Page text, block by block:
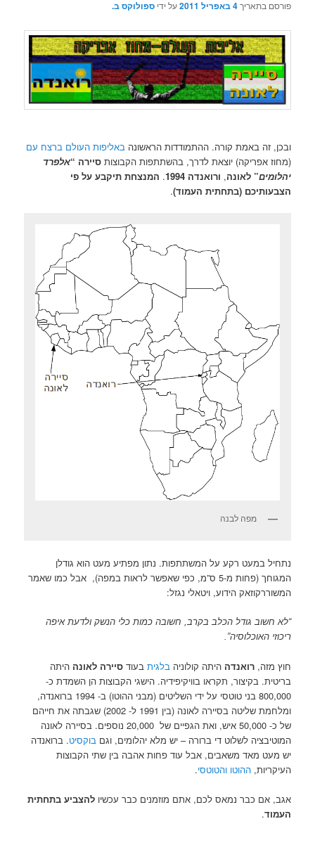
פורסם בתאריך4 באפריל 2011 על ידיספולוקס ב.
ובכן, זה באמת קורה. ההתמודדות הראשונה באליפות העולם ברצח עם
(מחוז אפריקה) יוצאת לדרך, בהשתתפות הקבוצותסיירה “אלפרד
יהלומים” לאונה, ורואנדה 1994 . המנצחת תיקבע על פי
הצבעותיכם (בתחתית העמוד).
מפה לבנה
נתחיל במעט רקע על המשתתפות. נתון מפתיע מעט הוא גודלן
המגוחך (פחות מ-5 ס”מ, כפי שאפשר לראות במפה), אבל כמו שאמר
המשוררקוזאק הידוע, ויטאלי נגזל:
“לא חשוב גודל הכלב בקרב, חשובה כמות כלי הנשק ולדעת איפה
ריכוזי האוכלוסיה”.
חוץ מזה,רואנדה היתה קולוניהבלגית בעודסיירה לאונה היתה
בריטית. בקיצור, תקראו בוויקיפידיה. הישגי הקבוצות הן השמדת כ-
800,000 בני טוטסי על ידי השליטים (מבני ההוטו) ב- 1994 ברואנדה,
ומלחמת שליטה בסיירה לאונה (בין 1991 ל- 2002) שגבתה את חייהם
של כ- 50,000 איש, ואת הגפיים של 20,000 נוספים. בסיירה לאונה
המוטיבציה לשלוט די ברורה – יש מלא יהלומים, וגםבוקסיט. ברואנדה
יש מעט מאד משאבים, אבל עוד פחות אהבה בין שתי הקבוצות
העיקריות,ההוטו והטוטסי.
אגב, אם כבר נמאס לכם, אתם מוזמנים כבר עכשיולהצביע בתחתית
העמוד.